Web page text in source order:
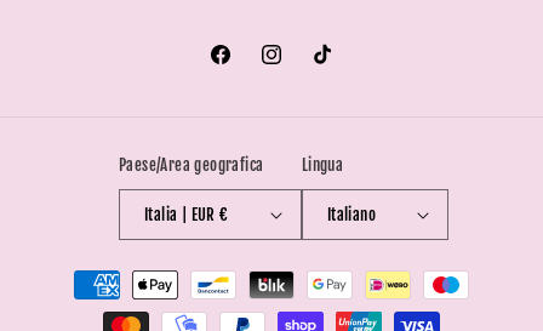
FacebookInstagramTikTok
Paese/Area geografica
Italia | EUR €
Lingua
Italiano
Metodi